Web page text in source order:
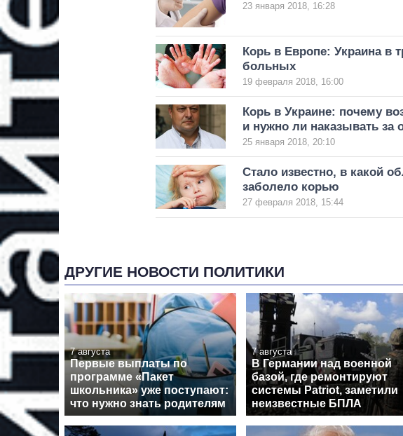
23 января 2018, 16:28
Корь в Европе: Украина в
больных
19 февраля 2018, 16:00
Корь в Украине: почему
и нужно ли наказывать за
25 января 2018, 20:10
Стало известно, в какой
заболело корью
27 февраля 2018, 15:44
ДРУГИЕ НОВОСТИ ПОЛИТИКИ
7 августа
Первые выплаты по
программе «Пакет
школьника» уже поступают:
что нужно знать родителям
7 августа
В Германии над военной
базой, где ремонтируют
системы Patriot, заметили
неизвестные БПЛА